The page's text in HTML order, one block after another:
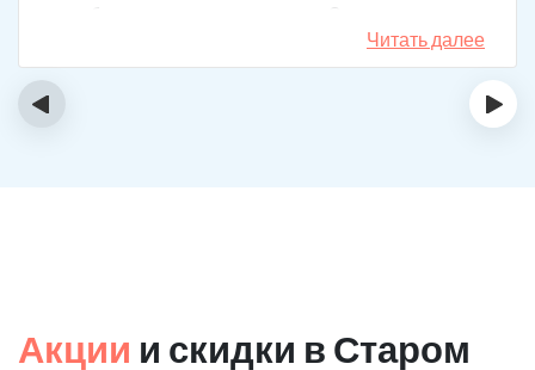
зарабатывать и тратить их на соль. Спустя год завел
девушку и ей не нравилось мое пристрастие к
наркотикам. Пошел на лечение, чтобы ее не потерять.
Читать далее
‹ ›
Акции и скидки в Старом